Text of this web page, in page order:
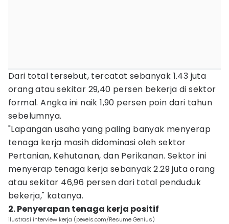
Dari total tersebut, tercatat sebanyak 1.43 juta
orang atau sekitar 29,40 persen bekerja di sektor
formal. Angka ini naik 1,90 persen poin dari tahun
sebelumnya.
"Lapangan usaha yang paling banyak menyerap
tenaga kerja masih didominasi oleh sektor
Pertanian, Kehutanan, dan Perikanan. Sektor ini
menyerap tenaga kerja sebanyak 2.29 juta orang
atau sekitar 46,96 persen dari total penduduk
bekerja," katanya.
2. Penyerapan tenaga kerja positif
ilustrasi interview kerja (pexels.com/Resume Genius)